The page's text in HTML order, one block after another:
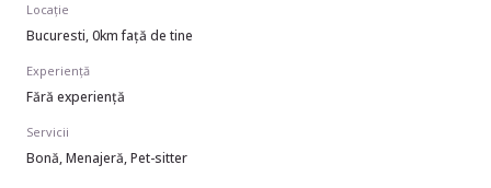
Locație
Bucuresti, 0km față de tine
Experiență
Fără experiență
Servicii
Bonă, Menajeră, Pet-sitter